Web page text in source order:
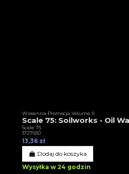
Wiosenna Promocja Volume II
Scale 75: Soilworks - Oil
Scale 75
3T27650
13,36 zł
Dodaj do koszyka
Wysyłka w 24 godzin